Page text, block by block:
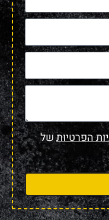
הפרטיותשל